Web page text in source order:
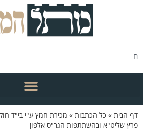
הבית»כל הכתבות»מכירת חמץ ע"י בי"ד
שליט"א ובהשתתפות הגר"ס אלפון